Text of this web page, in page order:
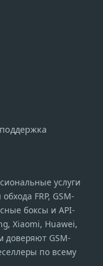
услуги
FRP, GSM-
боксы и API-
Xiaomi, Huawei,
доверяют GSM-
по всему